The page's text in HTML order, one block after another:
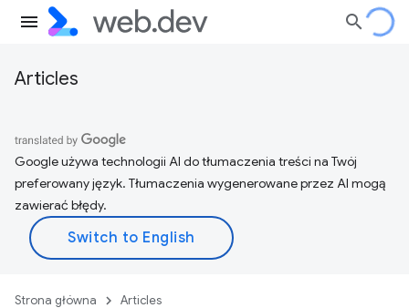
Articles
Google używa technologii AI do tłumaczenia treści na Twój
preferowany język. Tłumaczenia wygenerowane przez AI mogą
zawierać błędy.
Strona główna Articles